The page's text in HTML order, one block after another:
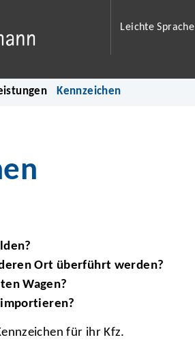
Leichte Sprache
Kennzeichen
Ort überführt werden?
Wagen?
für ihr Kfz.